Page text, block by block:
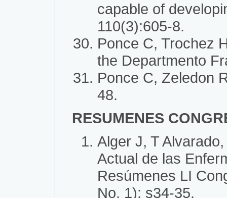
capable of
110(3):605-8.
Ponce C, Trochez
the Departmento
Ponce C, Zeledon
48.
RESUMENES
Alger J, T
Actual de las
Resúmenes LI
No. 1): s34-35.